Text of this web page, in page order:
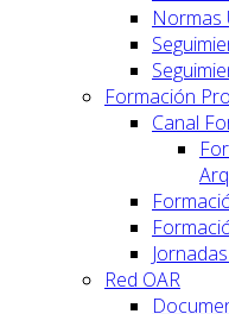
Normas
Formación
Canal
Red OAR